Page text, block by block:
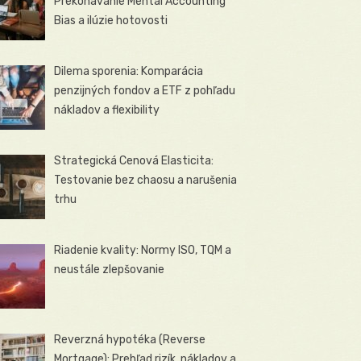
Bias a ilúzie hotovosti
Dilema sporenia: Komparácia
penzijných fondov a ETF z pohľadu
nákladov a flexibility
Strategická Cenová Elasticita:
Testovanie bez chaosu a narušenia
trhu
Riadenie kvality: Normy ISO, TQM a
neustále zlepšovanie
Reverzná hypotéka (Reverse